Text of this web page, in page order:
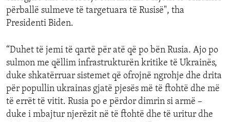
përballë sulmeve të targetuara të Rusisë", tha
Presidenti Biden.
“Duhet të jemi të qartë për atë që po bën Rusia. Ajo po
sulmon me qëllim infrastrukturën kritike të Ukrainës,
duke shkatërruar sistemet që ofrojnë ngrohje dhe drita
për popullin ukrainas gjatë pjesës më të ftohtë dhe më
të errët të vitit. Rusia po e përdor dimrin si armë –
duke i mbajtur njerëzit në të ftohtë dhe të uritur dhe